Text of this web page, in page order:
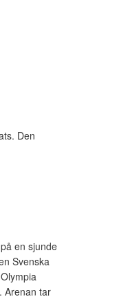
Den
en sjunde
Svenska
Arenan tar